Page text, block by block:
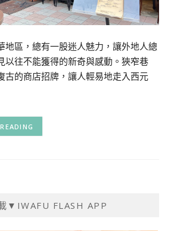
地區，總有一股迷人魅力，讓外地人總
以往不能獲得的新奇與感動。狹窄巷
古的商店招牌，讓人輕易地走入西元
▼IWAFU FLASH APP